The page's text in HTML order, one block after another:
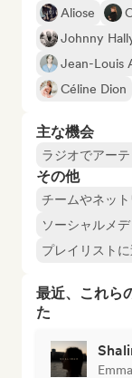
Aliose
Johnny
Jean-Louis
Céline Dion
主な機会
ラジオでアー
その他
チームやネッ
ソーシャルメ
プレイリスト
最近、これら
た